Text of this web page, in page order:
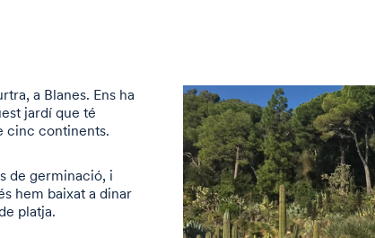
a Blanes. Ens ha
jardí que té
cinc continents.
de germinació, i
hem baixat a dinar
platja.